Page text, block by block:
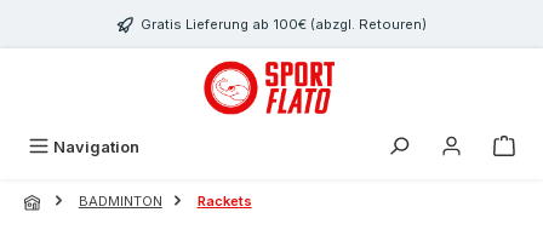
Zum Hauptinhalt springenGratis Lieferung ab 100€ (abzgl. Retouren)
Navigation
BADMINTON Rackets